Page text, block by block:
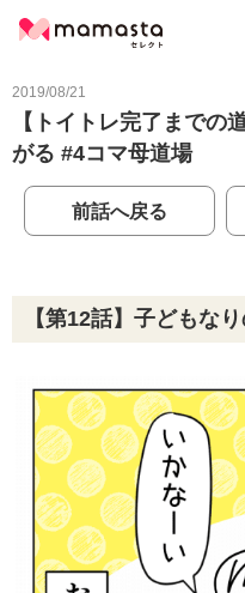
2019/08/21
【トイトレ完了までの
がる #4コマ母道場
前話へ戻る
【第12話】子どもな